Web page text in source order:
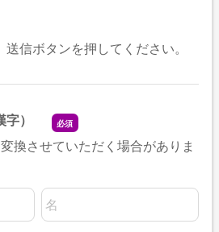
信ボタンを押してください。
字）
換させていただく場合がありま
名前の名